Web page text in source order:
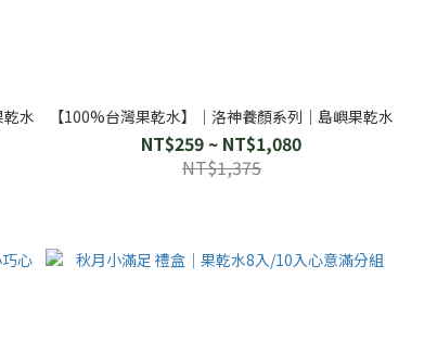
水 【100%台灣果乾水】│洛神養顏系列│島嶼果乾水
NT$259 ~ NT$1,080
NT$1,375